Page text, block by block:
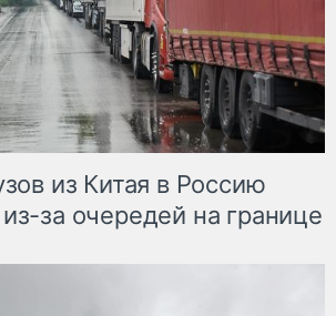
из Китая в Россию
за очередей на границе